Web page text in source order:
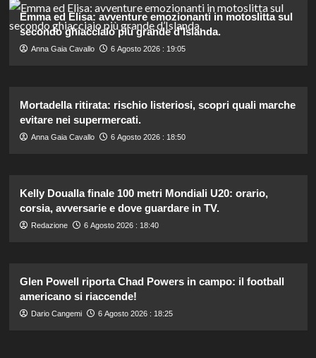
Emma ed Elisa: avventure emozionanti in motoslitta sul
secondo ghiacciaio più grande d’Islanda.
Anna Gaia Cavallo 6 Agosto 2026 : 19:05
Mortadella ritirata: rischio listeriosi, scopri quali marche
evitare nei supermercati.
Anna Gaia Cavallo 6 Agosto 2026 : 18:50
Kelly Doualla finale 100 metri Mondiali U20: orario,
corsia, avversarie e dove guardare in TV.
Redazione 6 Agosto 2026 : 18:40
Glen Powell riporta Chad Powers in campo: il football
americano si riaccende!
Dario Cangemi 6 Agosto 2026 : 18:25